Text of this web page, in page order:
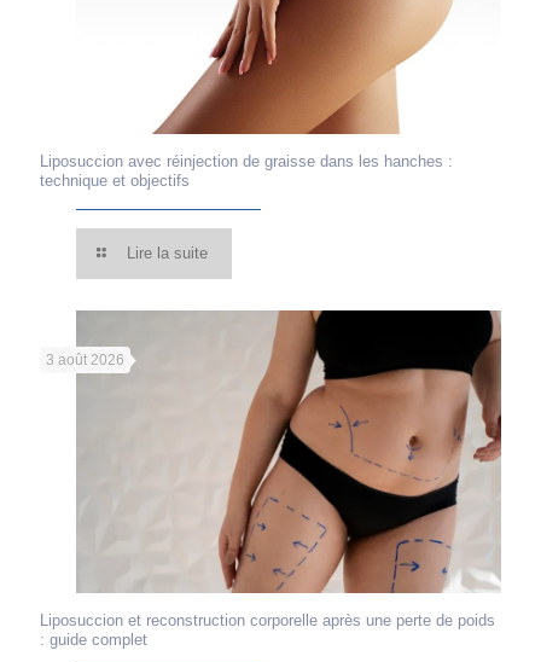
Liposuccion avec réinjection de graisse dans les hanches :
technique et objectifs
Lire la suite
3 août 2026
Liposuccion et reconstruction corporelle après une perte de poids
: guide complet